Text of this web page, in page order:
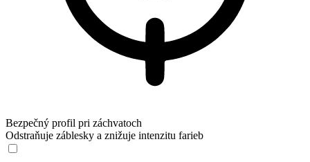
Bezpečný profil pri záchvatoch
Odstraňuje záblesky a znižuje intenzitu farieb